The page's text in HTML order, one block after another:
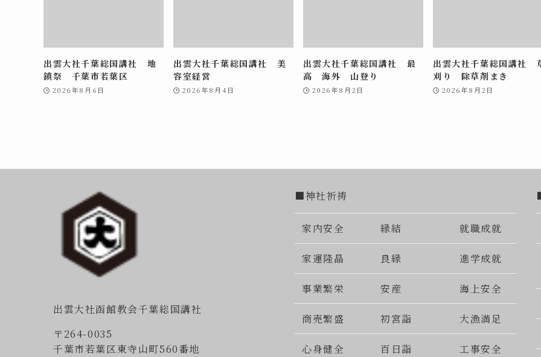
出雲大社千葉総国講社 地
鎮祭 千葉市若葉区
2026年8月6日
出雲大社千葉総国講社 美
容室経営
2026年8月4日
出雲大社千葉総国講社 最
高 海外 山登り
2026年8月2日
出雲大社千葉総国講社
刈り 除草剤まき
2026年8月2日
出雲大社函館教会千葉総国講社
〒264-0035
千葉市若葉区東寺山町560番地
■神社祈祷
家内安全 縁結 就職成就
家運隆晶 良縁 進学成就
事業繁栄 安産 海上安全
商売繁盛 初宮詣 大漁満足
心身健全 百日詣 工事安全